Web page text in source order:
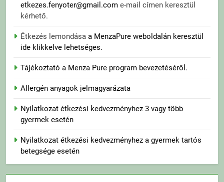
etkezes.fenyoter@gmail.com e-mail címen keresztül
kérhető.
Étkezés lemondása a MenzaPure weboldalán keresztül
ide klikkelve lehetséges.
Tájékoztató a Menza Pure program bevezetéséről.
Allergén anyagok jelmagyarázata
Nyilatkozat étkezési kedvezményhez 3 vagy több
gyermek esetén
Nyilatkozat étkezési kedvezményhez a gyermek tartós
betegsége esetén